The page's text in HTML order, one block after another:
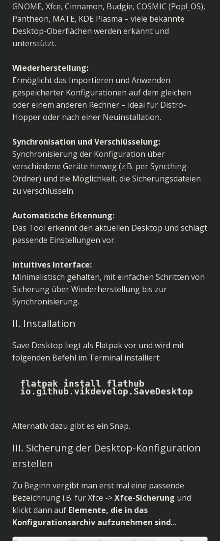
GNOME, Xfce, Cinnamon, Budgie, COSMIC (Pop!_OS),
Pantheon, MATE, KDE Plasma – viele bekannte
Desktop-Oberflächen werden erkannt und
unterstützt.
Wiederherstellung:
Ermöglicht das Importieren und Anwenden
gespeicherter Konfigurationen auf dem gleichen
oder einem anderen Rechner – ideal für Distro-
Hopper oder nach einer Neuinstallation.
Synchronisation und Verschlüsselung:
Synchronisierung der Konfiguration über
verschiedene Geräte hinweg (z.B. per Syncthing-
Ordner) und die Möglichkeit, die Sicherungsdateien
zu verschlüsseln.
Automatische Erkennung:
Das Tool erkennt den aktuellen Desktop und schlägt
passende Einstellungen vor.
Intuitives Interface:
Minimalistisch gehalten, mit einfachen Schritten von
Sicherung über Wiederherstellung bis zur
Synchronisierung.
II. Installation
Save Desktop liegt als Flatpak vor und wird mit
folgenden Befehl im Terminal installiert:
flatpak install flathub
io.github.vikdevelop.SaveDesktop
Alternativ dazu gibt es ein Snap.
III. Sicherung der Desktop-Konfiguration
erstellen
Zu Beginn vergibt man erst mal eine passende
Bezeichnung i.B. für Xfce ->Xfce-Sicherung und
klickt dann auf Elemente, die in das
Konfigurationsarchiv aufzunehmen sind…